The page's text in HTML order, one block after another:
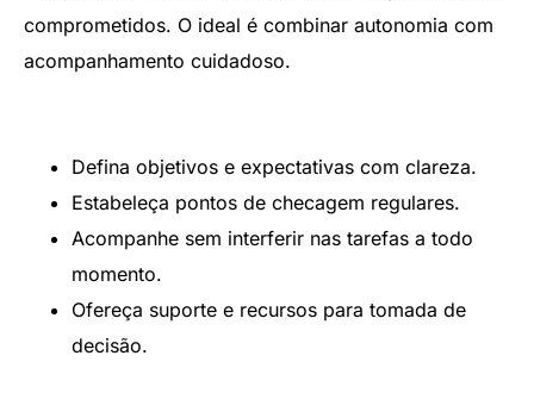
comprometidos. O ideal é combinar autonomia com
acompanhamento cuidadoso.
Defina objetivos e expectativas com clareza.
Estabeleça pontos de checagem regulares.
Acompanhe sem interferir nas tarefas a todo
momento.
Ofereça suporte e recursos para tomada de
decisão.